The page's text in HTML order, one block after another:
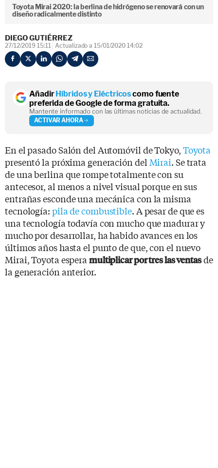
Toyota Mirai 2020: la berlina de hidrógeno se renovará con un
diseño radicalmente distinto
DIEGO GUTIÉRREZ
27/12/2019 15:11 Actualizado a 15/01/2020 14:02
AñadirHíbridos y Eléctricoscomo fuente
preferida de Google de forma gratuita.
Mantente informado con las últimas noticias de actualidad.
ACTIVAR AHORA
En el pasado Salón del Automóvil de Tokyo,Toyota
presentó la próxima generación del Mirai. Se trata
de una berlina que rompe totalmente con su
antecesor, al menos a nivel visual porque en sus
entrañas esconde una mecánica con la misma
tecnología:pila de combustible. A pesar de que es
una tecnología todavía con mucho que madurar y
mucho por desarrollar, ha habido avances en los
últimos años hasta el punto de que, con el nuevo
Mirai, Toyota espera multiplicar por tres las ventasde
la generación anterior.